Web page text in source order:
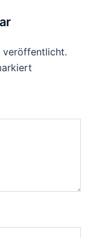
veröffentlicht.